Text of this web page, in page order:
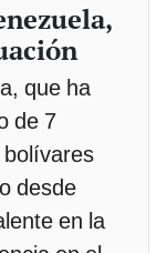
que ha
de 7
desde
en la